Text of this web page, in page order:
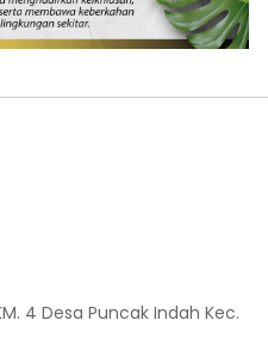
4 Desa Puncak Indah Kec.